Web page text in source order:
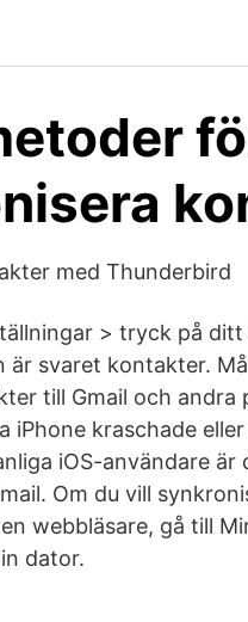
med Thunderbird
> tryck på
är svaret kontakter.
till Gmail och andra
iPhone kraschade
iOS-användare
Om du vill
webbläsare, gå till
dator.